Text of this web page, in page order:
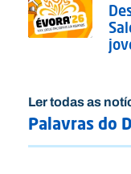
Ler todas as
Palavras do